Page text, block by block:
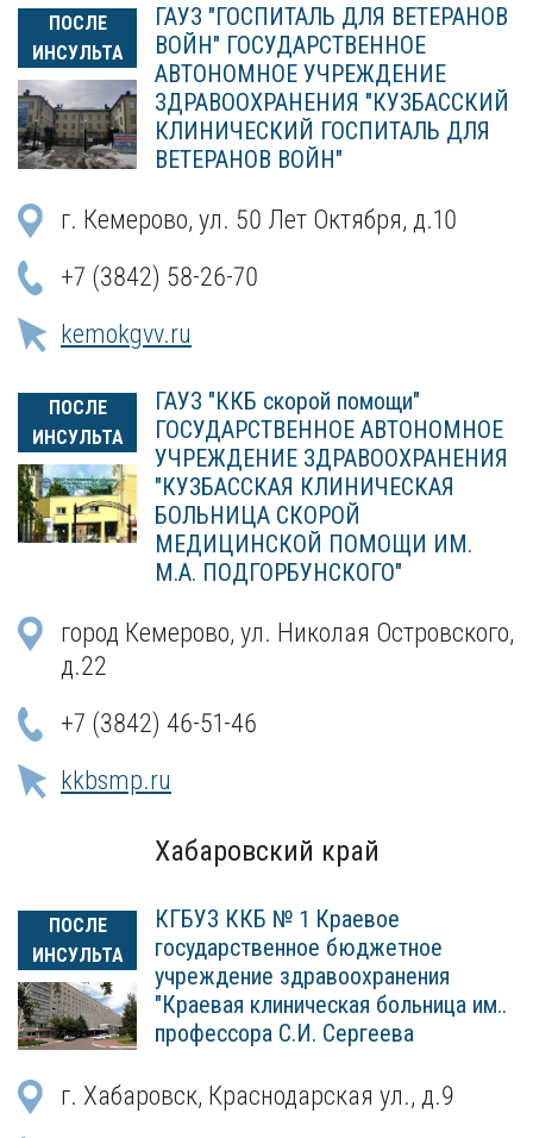
ПОСЛЕ
ИНСУЛЬТА
ГАУЗ "ГОСПИТАЛЬ ДЛЯ ВЕТЕРАНОВ
ВОЙН" ГОСУДАРСТВЕННОЕ
АВТОНОМНОЕ УЧРЕЖДЕНИЕ
ЗДРАВООХРАНЕНИЯ "КУЗБАССКИЙ
КЛИНИЧЕСКИЙ ГОСПИТАЛЬ ДЛЯ
ВЕТЕРАНОВ ВОЙН"
г. Кемерово, ул. 50 Лет Октября, д.10
+7 (3842) 58-26-70
kemokgvv.ru
ПОСЛЕ
ИНСУЛЬТА
ГАУЗ "ККБ скорой помощи"
ГОСУДАРСТВЕННОЕ АВТОНОМНОЕ
УЧРЕЖДЕНИЕ ЗДРАВООХРАНЕНИЯ
"КУЗБАССКАЯ КЛИНИЧЕСКАЯ
БОЛЬНИЦА СКОРОЙ
МЕДИЦИНСКОЙ ПОМОЩИ ИМ.
М.А. ПОДГОРБУНСКОГО"
город Кемерово, ул. Николая Островского,
д.22
+7 (3842) 46-51-46
kkbsmp.ru
Хабаровский край
ПОСЛЕ
ИНСУЛЬТА
КГБУЗ ККБ № 1 Краевое
государственное бюджетное
учреждение здравоохранения
"Краевая клиническая больница им..
профессора С.И. Сергеева
г. Хабаровск, Краснодарская ул., д.9